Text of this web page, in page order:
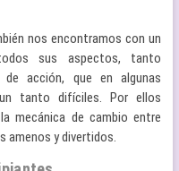
nos encontramos con un
sus aspectos, tanto
acción, que en algunas
tanto difíciles. Por ellos
mecánica de cambio entre
amenos y divertidos.